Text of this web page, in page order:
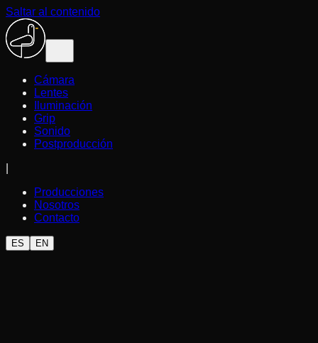
Saltar al contenido
Cámara
Lentes
Iluminación
Grip
Sonido
Postproducción
Producciones
Nosotros
Contacto
ES EN